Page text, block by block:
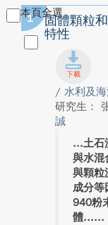
本頁全選
1
固體顆粒
特性
/ 水利及
研究生：
誠
土石
與水混
與顆粒
成分等
940粉
體...